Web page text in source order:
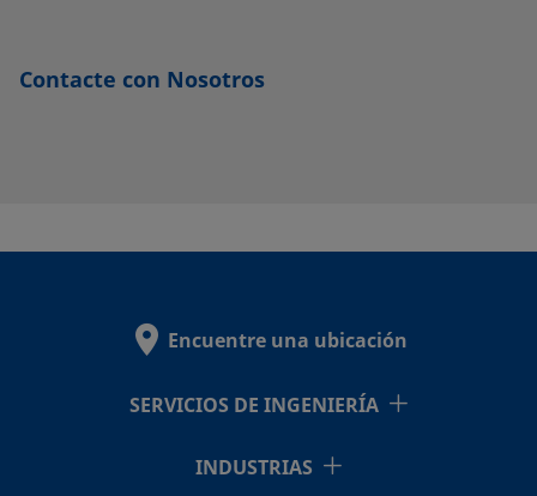
Contacte con Nosotros
Encuentre una ubicación
SERVICIOS DE INGENIERÍA
INDUSTRIAS